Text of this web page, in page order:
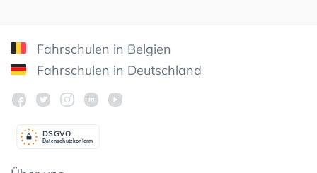
Fahrschulen in Belgien
Fahrschulen in Deutschland
Datenschutzkonform
DSGVO